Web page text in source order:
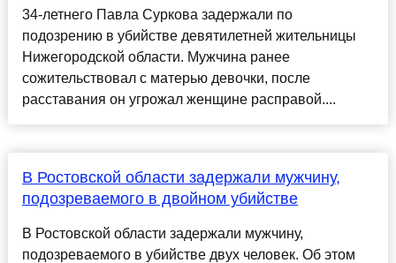
34-летнего Павла Суркова задержали по
подозрению в убийстве девятилетней жительницы
Нижегородской области. Мужчина ранее
сожительствовал с матерью девочки, после
расставания он угрожал женщине расправой....
В Ростовской области задержали мужчину,
подозреваемого в двойном убийстве
В Ростовской области задержали мужчину,
подозреваемого в убийстве двух человек. Об этом